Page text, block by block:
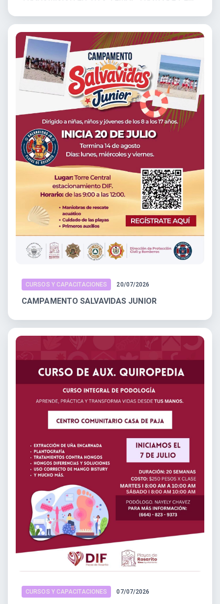
CURSOS Y CAPACITACIONES 20/07/2026
CAMPAMENTO SALVAVIDAS JUNIOR
CURSOS Y CAPACITACIONES 07/07/2026